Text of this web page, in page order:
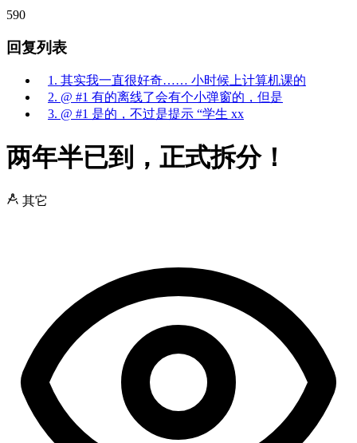
590
回复列表
1. 其实我一直很好奇…… 小时候上计算机课的
2. @ #1 有的离线了会有个小弹窗的，但是
3. @ #1 是的，不过是提示 “学生 xx
两年半已到，正式拆分！
其它